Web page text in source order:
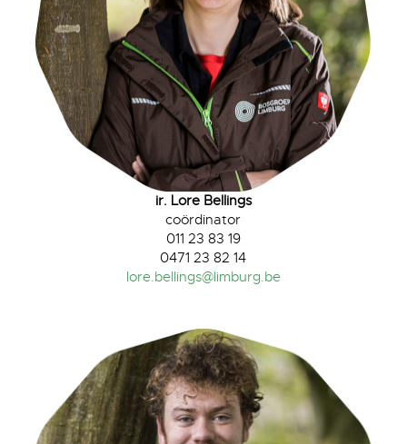
ir. Lore Bellings
coördinator
011 23 83 19
0471 23 82 14
lore.bellings@limburg.be